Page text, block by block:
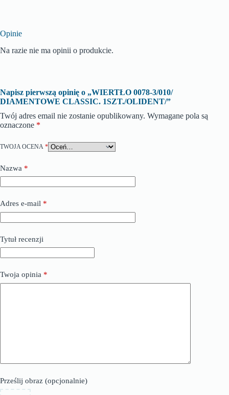
Opinie
Na razie nie ma opinii o produkcie.
Napisz pierwszą opinię o „WIERTŁO 0078-3/010/
DIAMENTOWE CLASSIC. 1SZT./OLIDENT/”
Twój adres email nie zostanie opublikowany. Wymagane pola są
oznaczone *
TWOJA OCENA *
Nazwa *
Adres e-mail *
Tytuł recenzji
Twoja opinia *
Prześlij obraz (opcjonalnie)